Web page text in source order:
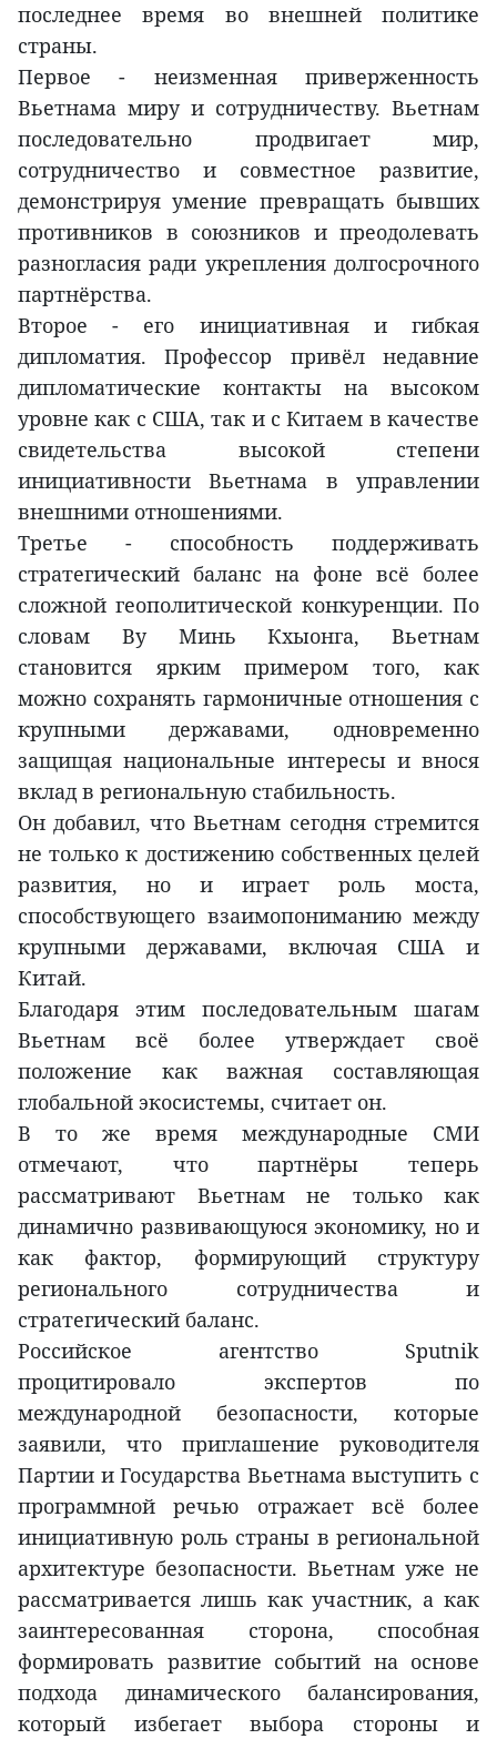
последнее время во внешней политике
страны.
Первое - неизменная приверженность
Вьетнама миру и сотрудничеству. Вьетнам
последовательно продвигает мир,
сотрудничество и совместное развитие,
демонстрируя умение превращать бывших
противников в союзников и преодолевать
разногласия ради укрепления долгосрочного
партнёрства.
Второе - его инициативная и гибкая
дипломатия. Профессор привёл недавние
дипломатические контакты на высоком
уровне как с США, так и с Китаем в качестве
свидетельства высокой степени
инициативности Вьетнама в управлении
внешними отношениями.
Третье - способность поддерживать
стратегический баланс на фоне всё более
сложной геополитической конкуренции. По
словам Ву Минь Кхыонга, Вьетнам
становится ярким примером того, как
можно сохранять гармоничные отношения с
крупными державами, одновременно
защищая национальные интересы и внося
вклад в региональную стабильность.
Он добавил, что Вьетнам сегодня стремится
не только к достижению собственных целей
развития, но и играет роль моста,
способствующего взаимопониманию между
крупными державами, включая США и
Китай.
Благодаря этим последовательным шагам
Вьетнам всё более утверждает своё
положение как важная составляющая
глобальной экосистемы, считает он.
В то же время международные СМИ
отмечают, что партнёры теперь
рассматривают Вьетнам не только как
динамично развивающуюся экономику, но и
как фактор, формирующий структуру
регионального сотрудничества и
стратегический баланс.
Российское агентство Sputnik
процитировало экспертов по
международной безопасности, которые
заявили, что приглашение руководителя
Партии и Государства Вьетнама выступить с
программной речью отражает всё более
инициативную роль страны в региональной
архитектуре безопасности. Вьетнам уже не
рассматривается лишь как участник, а как
заинтересованная сторона, способная
формировать развитие событий на основе
подхода динамического балансирования,
который избегает выбора стороны и